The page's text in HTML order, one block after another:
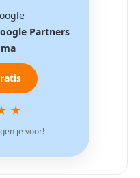
Partners
★
je voor!